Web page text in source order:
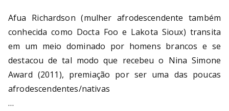
Bu
rni
ng
Afua Richardson (mulher afrodescendente também
conhecida como Docta Foo e Lakota Sioux) transita
em um meio dominado por homens brancos e se
destacou de tal modo que recebeu o Nina Simone
Award (2011), premiação por ser uma das poucas
afrodescendentes/nativas
…